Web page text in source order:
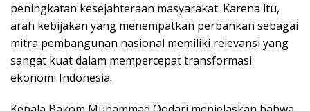
peningkatan kesejahteraan masyarakat. Karena itu,
arah kebijakan yang menempatkan perbankan sebagai
mitra pembangunan nasional memiliki relevansi yang
sangat kuat dalam mempercepat transformasi
ekonomi Indonesia.